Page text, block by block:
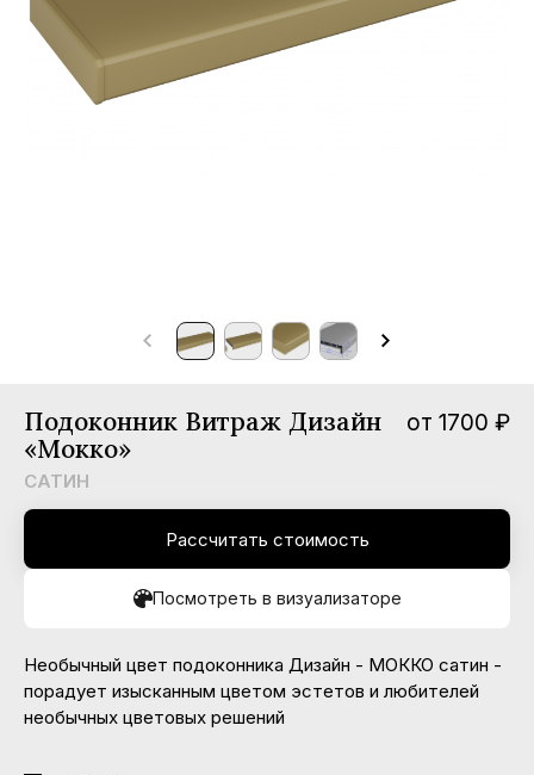
Подоконник Витраж Дизайн
«Мокко»
САТИН
от 1700 ₽
Рассчитать стоимость
Посмотреть в визуализаторе
Необычный цвет подоконника Дизайн - МОККО сатин -
порадует изысканным цветом эстетов и любителей
необычных цветовых решений